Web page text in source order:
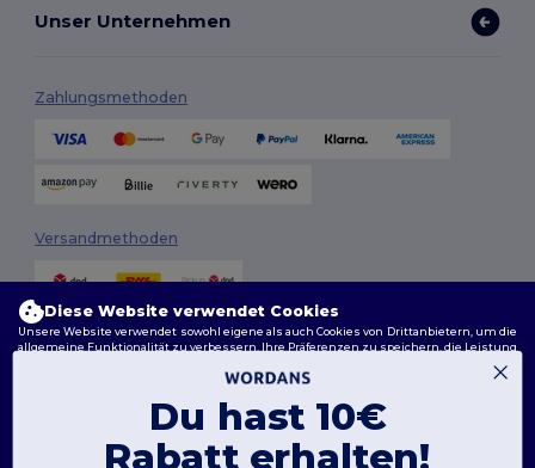
Unser Unternehmen
Zahlungsmethoden
Versandmethoden
Diese Website verwendet Cookies
Unsere Website verwendet sowohl eigene als auch Cookies von Drittanbietern, um die
allgemeine Funktionalität zu verbessern, Ihre Präferenzen zu speichern, die Leistung
zu gewährleisten, einschließlich maßgeschneidertem Inhalt, optimierten
Sie können Ihre Cookie-Einstellungen jederzeit verwalten. Essenzielle Cookies, die für
sie für den korrekten Betrieb der Website erforderlich sind. Sie können jedoch wählen,
Du hast 10€
Rabatt erhalten!